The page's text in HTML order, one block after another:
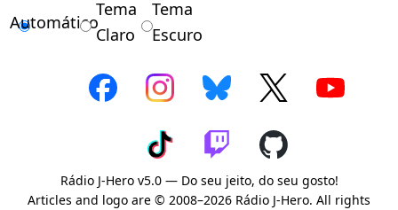
Automático
Tema
Claro
Tema
Escuro
Rádio J-Hero v5.0 — Do seu jeito, do seu gosto!
Articles and logo are © 2008–2026 Rádio J-Hero. All rights